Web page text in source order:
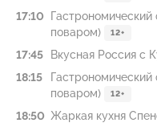
17:10
поваром)
12+
17:45 Вкусная Россия с
18:15
поваром)
12+
18:50 Жаркая кухня